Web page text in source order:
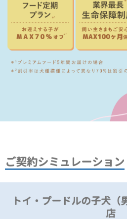
ご契約シミュレーション
トイ・プードルの子犬
店